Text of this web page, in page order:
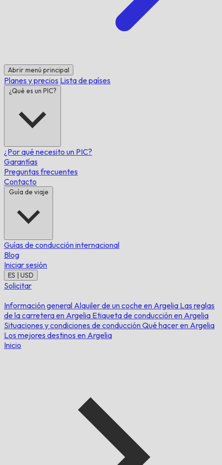
Abrir menú principal
Planes y precios Lista de países
¿Qué es un PIC?
¿Por qué necesito un PIC?
Garantías
Preguntas frecuentes
Contacto
Guía de viaje
Guías de conducción internacional
Blog
Iniciar sesión
ES | USD
Solicitar
Información general Alquiler de un coche en Argelia Las reglas
de la carretera en Argelia Etiqueta de conducción en Argelia
Situaciones y condiciones de conducciónQué hacer en Argelia
Los mejores destinos en Argelia
Inicio